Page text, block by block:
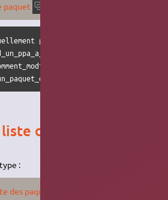
paquet
plus récente que celle des
ensuite le
des paquets
:
des paquets